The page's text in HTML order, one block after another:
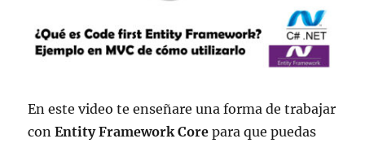
En este video te enseñare una forma de trabajar
conEntity Framework Core para que puedas